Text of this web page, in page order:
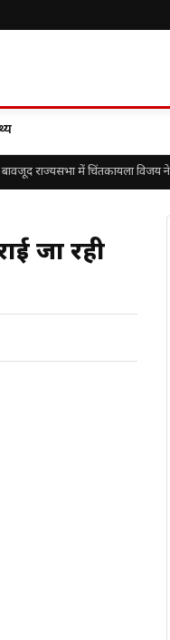
राज्यसभा में चिंतकायला विजय ने
जा रही